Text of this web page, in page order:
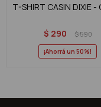
T-SHIRT CASIN DIXIE -
$ 290 $590
50